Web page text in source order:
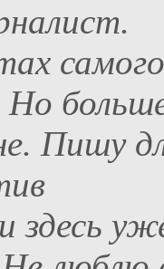
самого
Но
Пишу
здесь